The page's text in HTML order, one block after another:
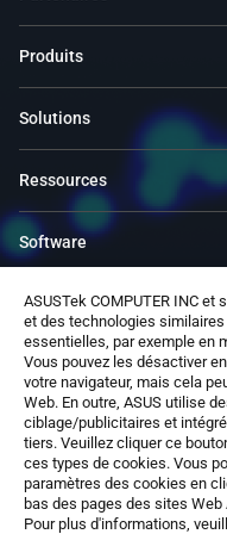
ASUSTek COMPUTER INC
et des technologies
essentielles, par exemple en
Vous pouvez les désactiver
votre navigateur, mais cela
Web. En outre, ASUS utilise
ciblage/publicitaires et
tiers. Veuillez cliquer ce
ces types de cookies. Vous
paramètres des cookies en
bas des pages des sites Web
Pour plus d'informations,
Produits
Solutions
Ressources
Software
Support
Service & Programs
Nous contacter